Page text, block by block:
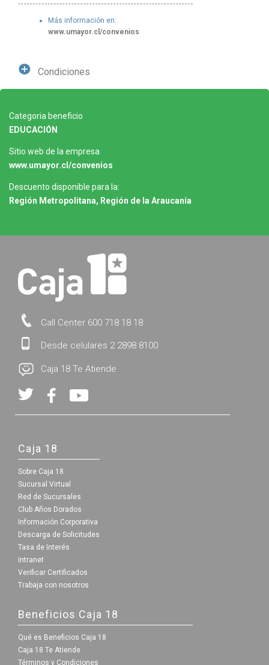
Más información en:
www.umayor.cl/convenios
Condiciones
Categoria beneficio
EDUCACIÓN
Sitio web de la empresa
www.umayor.cl/convenios
Descuento disponible para la:
Región Metropolitana, Región de la Araucanía
Call Center 600 718 18 18
Desde celulares 2 2898 8100
Caja 18 Te Atiende
Caja 18
Sobre Caja 18
Sucursal Virtual
Red de Sucursales
Club Años Dorados
Información Corporativa
Descarga de Solicitudes
Tasa de Interés
Intranet
Verificar Certificados
Trabaja con nosotros
Beneficios Caja 18
Qué es Beneficios Caja 18
Caja 18 Te Atiende
Términos y Condiciones